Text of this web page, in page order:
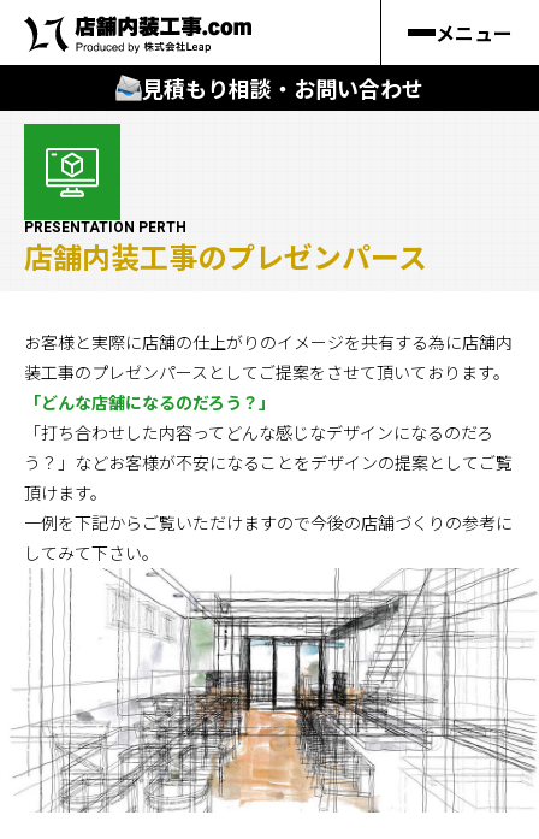
メニュー
見積もり相談・お問い合わせ
キーワードから
施工事例
🔍知る
はじめての方
店舗内装工事.comの強み
施工までの流れ
コラムを読む
お客様のこえ
採用情報会社概要
PRESENTATION PERTH
店舗内装工事のプレゼンパース
お客様と実際に店舗の仕上がりのイメージを共有する為に店舗内
装工事のプレゼンパースとしてご提案をさせて頂いております。
「どんな店舗になるのだろう？」
「打ち合わせした内容ってどんな感じなデザインになるのだろ
う？」などお客様が不安になることをデザインの提案としてご覧
頂けます。
一例を下記からご覧いただけますので今後の店舗づくりの参考に
してみて下さい。